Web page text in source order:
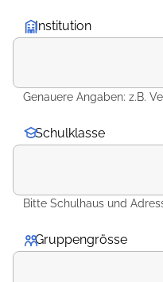
Institution
Genauere Angaben: z.B.
Schulklasse
Bitte Schulhaus und
Gruppengrösse